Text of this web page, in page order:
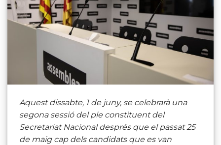
Aquest dissabte, 1 de juny, se celebrarà una
segona sessió del ple constituent del
Secretariat Nacional després que el passat 25
de maig cap dels candidats que es van